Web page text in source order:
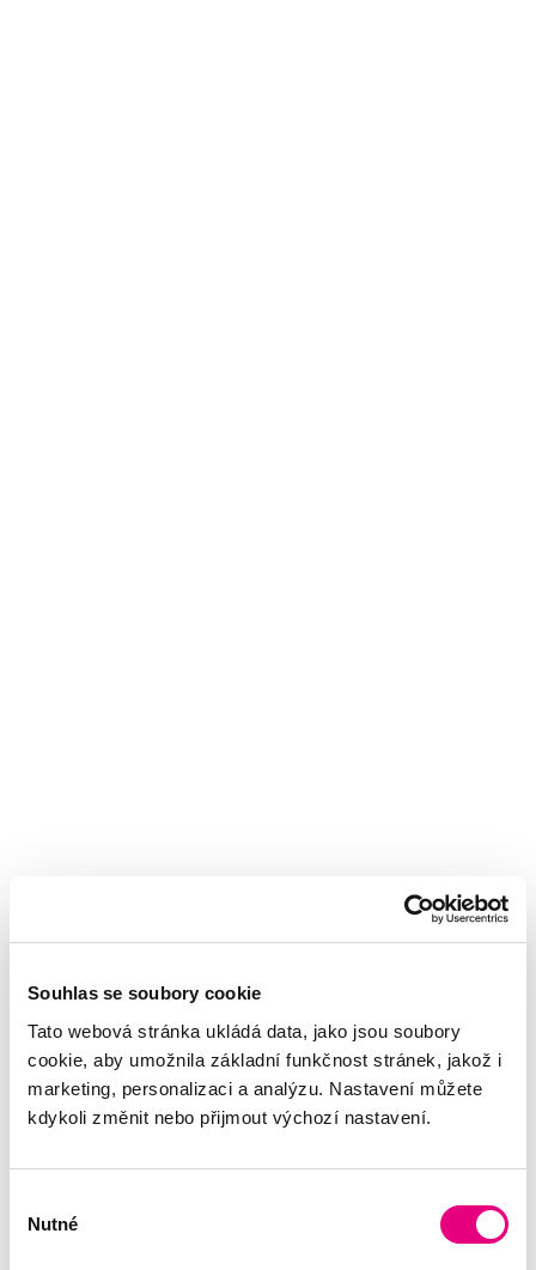
Souhlas se soubory cookie
Tato webová stránka ukládá data, jako jsou soubory
cookie, aby umožnila základní funkčnost stránek, jakož i
marketing, personalizaci a analýzu. Nastavení můžete
kdykoli změnit nebo přijmout výchozí nastavení.
souhlasu
Nutné